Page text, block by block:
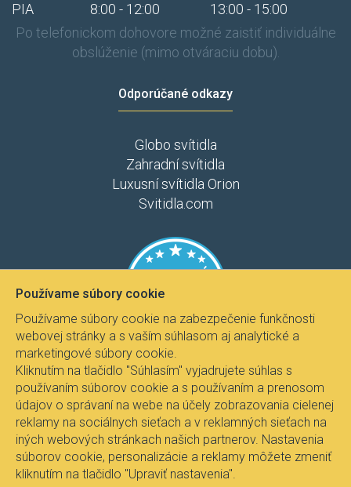
PIA
8:00 - 12:00
13:00 - 15:00
Po telefonickom dohovore možné zaistiť individuálne
obslúženie (mimo otváraciu dobu).
Odporúčané odkazy
Globo svítidla
Zahradní svítidla
Luxusní svítidla Orion
Svitidla.com
Používame súbory cookie
Používame súbory cookie na zabezpečenie funkčnosti
webovej stránky a s vaším súhlasom aj analytické a
marketingové súbory cookie.
Kliknutím na tlačidlo "Súhlasím" vyjadrujete súhlas s
používaním súborov cookie a s používaním a prenosom
údajov o správaní na webe na účely zobrazovania cielenej
reklamy na sociálnych sieťach a v reklamných sieťach na
iných webových stránkach našich partnerov. Nastavenia
súborov cookie, personalizácie a reklamy môžete zmeniť
kliknutím na tlačidlo "Upraviť nastavenia".